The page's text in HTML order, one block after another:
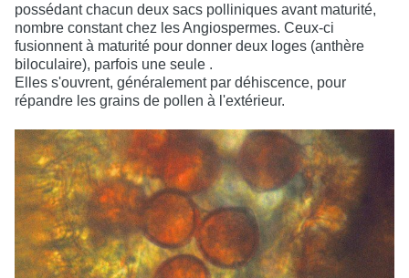
possédant chacun deux sacs polliniques avant maturité,
nombre constant chez les Angiospermes. Ceux-ci
fusionnent à maturité pour donner deux loges (anthère
biloculaire), parfois une seule .
Elles s'ouvrent, généralement par déhiscence, pour
répandre les grains de pollen à l'extérieur.